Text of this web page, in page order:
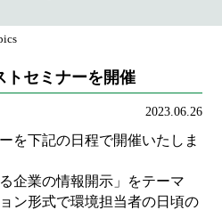
トセミナーを開催
2023.06.26
を下記の日程で開催いたしま
企業の情報開示」をテーマ
ン形式で環境担当者の日頃の